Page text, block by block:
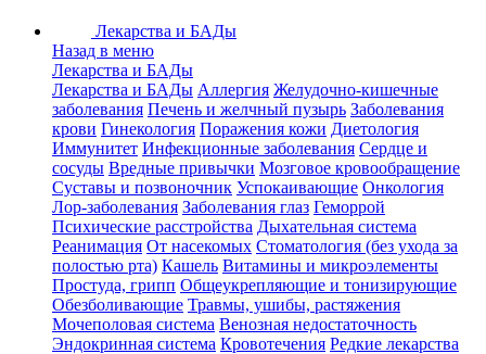
Лекарства и БАДы
Назад в меню
Лекарства и БАДы
Лекарства и БАДы Аллергия Желудочно-кишечные
заболевания Печень и желчный пузырь Заболевания
крови Гинекология Поражения кожи Диетология
Иммунитет Инфекционные заболевания Сердце и
сосуды Вредные привычки Мозговое кровообращение
Суставы и позвоночник Успокаивающие Онкология
Лор-заболевания Заболевания глаз Геморрой
Психические расстройства Дыхательная система
Реанимация От насекомых Стоматология (без ухода за
полостью рта) Кашель Витамины и микроэлементы
Простуда, грипп Общеукрепляющие и тонизирующие
Обезболивающие Травмы, ушибы, растяжения
Мочеполовая система Венозная недостаточность
Эндокринная система Кровотечения Редкие лекарства